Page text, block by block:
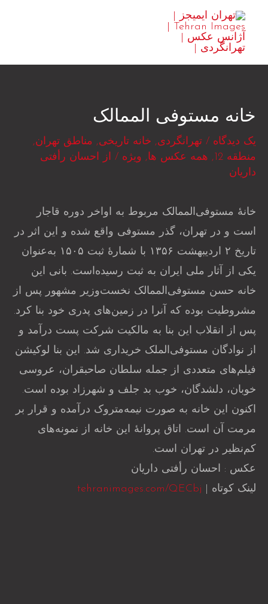
محتوا
خانه مستوفی الممالک
یک دیدگاه / تهرانگردی, خانه تاریخی, مناطق تهران,
منطقه 12
, همه عکس ها, ویژه / از
احسان رأفتی
داریان
خانهٔ مستوفی‌الممالک مربوط به اواخر دوره قاجار
است و در تهران، گذر مستوفی واقع شده و این اثر در
تاریخ ۲ اردیبهشت ۱۳۵۶ با شمارهٔ ثبت ۱۵۰۵ به‌عنوان
یکی از آثار ملی ایران به ثبت رسیده‌است. بانی این
خانه حسن مستوفی‌الممالک نخست‌وزیر مشهور پس از
مشروطیت بوده که آنرا در زمین‌های پدری خود بنا کرد.
پس از انقلاب این بنا به مالکیت شرکت پست درآمد و
از نوادگان مستوفی‌الملک خریداری شد. این بنا لوکیشن
فیلم‌های متعددی از جمله سلطان صاحبقران، عروسی
خوبان، دلشدگان، خوب بد جلف و شهرزاد بوده است.
اکنون این خانه به صورت نیمه‌متروک درآمده و قرار بر
مرمت آن است. اتاق پروانهٔ این خانه از نمونه‌های
کم‌نظیر در تهران است.
عکس : احسان رأفتی داریان
لینک کوتاه | tehranimages.com/QECbj